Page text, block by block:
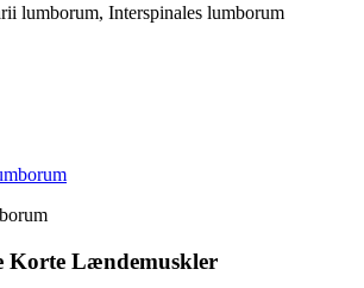
lumborum, Interspinales lumborum
Korte Lændemuskler